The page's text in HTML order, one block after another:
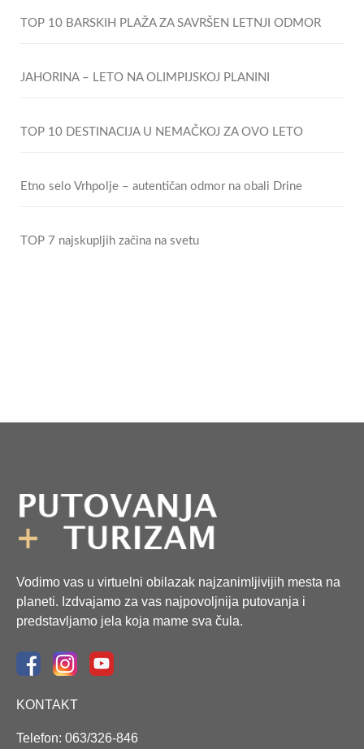
TOP 10 BARSKIH PLAŽA ZA SAVRŠEN LETNJI ODMOR
JAHORINA – LETO NA OLIMPIJSKOJ PLANINI
TOP 10 DESTINACIJA U NEMAČKOJ ZA OVO LETO
Etno selo Vrhpolje – autentičan odmor na obali Drine
TOP 7 najskupljih začina na svetu
Vodimo vas u virtuelni obilazak najzanimljivijih mesta na
planeti. Izdvajamo za vas najpovoljnija putovanja i
predstavljamo jela koja mame sva čula.
KONTAKT
Telefon: 063/326-846